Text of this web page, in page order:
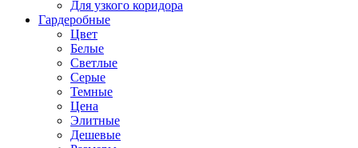
Для узкого коридора
Гардеробные
Цвет
Белые
Светлые
Серые
Темные
Цена
Элитные
Дешевые